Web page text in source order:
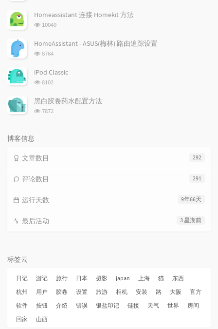
次
Homeassistant 连接 Homekit 方法
浏
次
10049
HomeAssistant - ASUS(梅林) 路由追踪设置
浏
次
8764
iPod Classic
浏
次
数:
8102
黑白胶卷药水配置方法
浏
7872
博客信息
292
文章数目
291
评论数目
9年66天
运行天数
3 星期前
最后活动
标签云
日记 游记 旅行 日本 摄影 japan 上海 猫
东西
杭州
用户 胶卷 设置 旅游 相机 安装 路 大阪
官方
软件
按钮 介绍 错误 银盐印记 链接 天气 世界
房间
回家
山西